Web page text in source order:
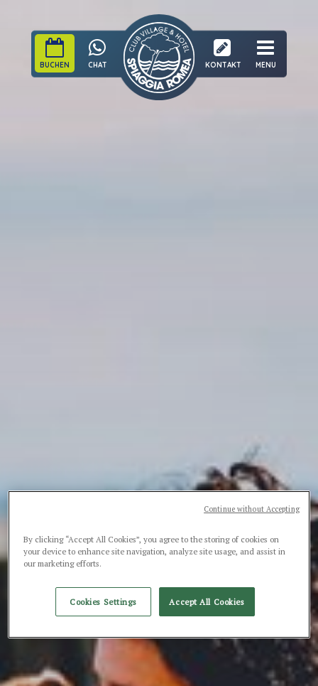
BUCHEN CHAT KONTAKT MENU
By clicking “Accept All Cookies”, you agree to the storing of cookies on
your device to enhance site navigation, analyze site usage, and assist in
our marketing efforts.
Cookies Settings Accept All Cookies
Continue without Accepting